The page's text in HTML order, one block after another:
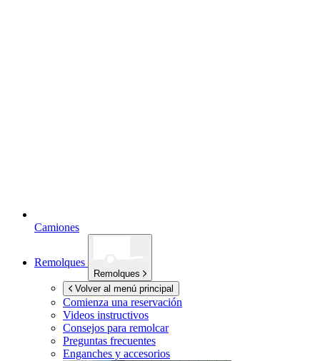
Camiones
Remolques
Remolques
Volver al menú principal
Comienza una reservación
Videos instructivos
Consejos para remolcar
Preguntas frecuentes
Enganches y accesorios